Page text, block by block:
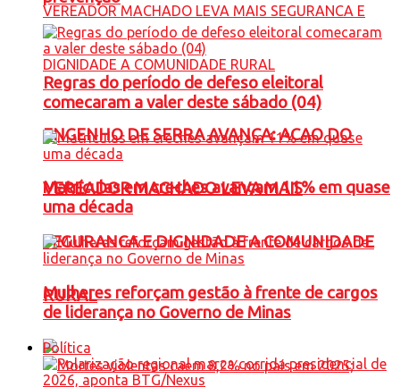
ENGENHO DE SERRA AVANÇA: ACAO DO
VEREADOR MACHADO LEVA MAIS
SEGURANCA E DIGNIDADE A COMUNIDADE
RURAL
Regras do período de defeso eleitoral
comecaram a valer deste sábado (04)
Matrículas em creches avançam 11% em quase
uma década
Mulheres reforçam gestão à frente de cargos
de liderança no Governo de Minas
Política